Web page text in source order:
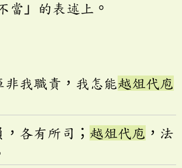
當」的表述上。
非我職責，我怎能越俎代庖
，各有所司； 越俎代庖 ，法